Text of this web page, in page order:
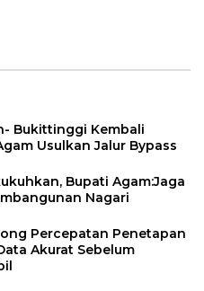
Bukittinggi Kembali
Usulkan Jalur Bypass
Bupati Agam:Jaga
Nagari
Percepatan Penetapan
Akurat Sebelum